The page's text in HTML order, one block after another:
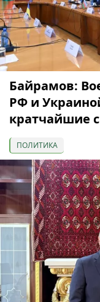
Байрамов:
РФ и
кратчайшие
ПОЛИТИКА